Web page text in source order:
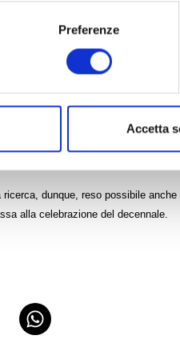
Preferenze
Accetta
euro la cifra raccolta dalla
infatti posto in essere tutte le
Pediatriche dell’Istituto
ricerca, dunque, reso possibile
alla celebrazione del decennale.